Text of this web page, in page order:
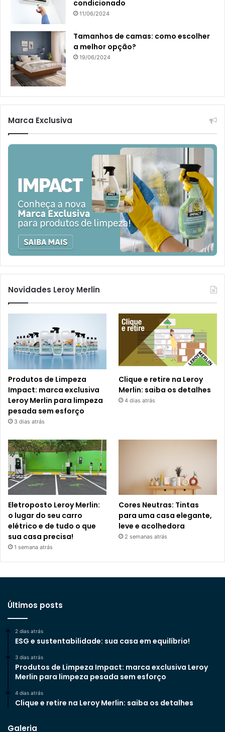
condicionado
11/06/2024
Tamanhos de camas: como escolher
a melhor opção?
19/06/2024
Marca Exclusiva
Novidades Leroy Merlin
Produtos de Limpeza
Impact: marca exclusiva
Leroy Merlin para limpeza
pesada sem esforço
3 dias atrás
Clique e retire na Leroy
Merlin: saiba os detalhes
4 dias atrás
Eletroposto Leroy Merlin:
o lugar do seu carro
elétrico e de tudo o que
sua casa precisa!
1 semana atrás
Cores Neutras: Tintas
para uma casa elegante,
leve e acolhedora
2 semanas atrás
Últimos posts
2 dias atrás
ESG e sustentabilidade: sua casa em equilíbrio!
3 dias atrás
Produtos de Limpeza Impact: marca exclusiva Leroy
Merlin para limpeza pesada sem esforço
4 dias atrás
Clique e retire na Leroy Merlin: saiba os detalhes
Galeria